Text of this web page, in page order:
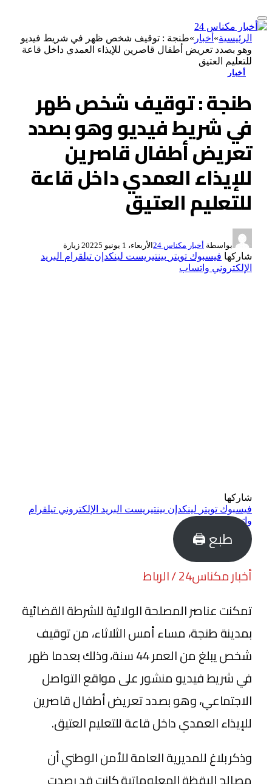
الرئيسية» أخبار »طنجة : توقيف شخص ظهر في شريط فيديو
وهو بصدد تعريض أطفال قاصرين للإيذاء العمدي داخل قاعة
للتعليم العتيق
أخبار
طنجة : توقيف شخص ظهر
في شريط فيديو وهو بصدد
تعريض أطفال قاصرين
للإيذاء العمدي داخل قاعة
للتعليم العتيق
بواسطة أخبار مكناس 24 الأربعاء، 1 يونيو 2022 5 زيارة
شاركها فيسبوك تويتر بينتيريست لينكدإن تيلقرام البريد
الإلكتروني واتساب
شاركها
فيسبوك تويتر لينكدإن بينتيريست البريد الإلكتروني تيلقرام
واتساب
طبع 🖨
أخبار مكناس24 / الرباط
تمكنت عناصر المصلحة الولائية للشرطة القضائية
بمدينة طنجة، مساء أمس الثلاثاء، من توقيف
شخص يبلغ من العمر 44 سنة، وذلك بعدما ظهر
في شريط فيديو منشور على مواقع التواصل
الاجتماعي، وهو بصدد تعريض أطفال قاصرين
للإيذاء العمدي داخل قاعة للتعليم العتيق.
وذكر بلاغ للمديرية العامة للأمن الوطني أن